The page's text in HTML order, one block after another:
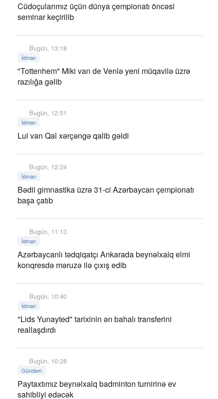
Cüdoçularımız üçün dünya çempionatı öncəsi
seminar keçirilib
Bugün, 13:18
İdman
"Tottenhem" Miki van de Venlə yeni müqavilə üzrə
razılığa gəlib
Bugün, 12:51
İdman
Lui van Qal xərçəngə qalib gəldi
Bugün, 12:24
İdman
Bədii gimnastika üzrə 31-ci Azərbaycan çempionatı
başa çatıb
Bugün, 11:13
İdman
Azərbaycanlı tədqiqatçı Ankarada beynəlxalq elmi
konqresdə məruzə ilə çıxış edib
Bugün, 10:40
İdman
"Lids Yunayted" tarixinin ən bahalı transferini
reallaşdırdı
Bugün, 10:28
Gündəm
Paytaxtımız beynəlxalq badminton turnirinə ev
sahibliyi edəcək